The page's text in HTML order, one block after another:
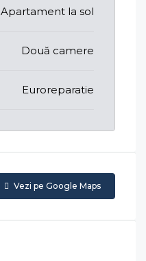
Apartament la sol
Două camere
Euroreparatie
Vezi pe Google Maps